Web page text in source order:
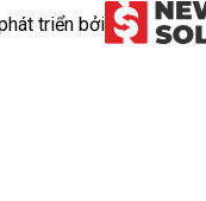
triển bởi